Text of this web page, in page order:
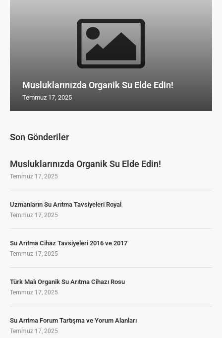
Son Gönderiler
Musluklarınızda Organik Su Elde Edin!
Temmuz 17, 2025
Uzmanların Su Arıtma Tavsiyeleri Royal
Temmuz 17, 2025
Su Arıtma Cihaz Tavsiyeleri 2016 ve 2017
Temmuz 17, 2025
Türk Malı Organik Su Arıtma Cihazı Rosu
Temmuz 17, 2025
Su Arıtma Forum Tartışma ve Yorum Alanları
Temmuz 17, 2025
Musluklarınızda Organik Su Elde Edin!
Temmuz 17, 2025